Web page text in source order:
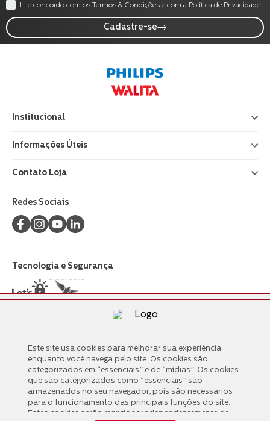
enquanto você navega pelo site. Os cookies são
categorizados em “essenciais” e de “mídias”. Os cookies
que são categorizados como “essenciais” são
armazenados no seu navegador, pois são necessários
para o funcionamento das principais funções do site.
Estes cookies serão mantidos independentemente de
Li e concordo com os Termos & Condições e com a Política de Privacidade.
Cadastre-se
Institucional +
Informações Úteis +
Contato Loja +
Redes Sociais
Tecnologia e Segurança
Este site usa cookies para melhorar sua experiência
enquanto você navega pelo site. Os cookies são
categorizados em “essenciais” e de “mídias”. Os cookies
que são categorizados como “essenciais” são
armazenados no seu navegador, pois são necessários
para o funcionamento das principais funções do site.
Estes cookies serão mantidos independentemente de